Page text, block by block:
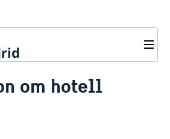
företag
om hotell